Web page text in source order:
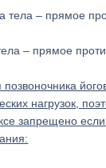
– прямое
нагрузок,
запрещено